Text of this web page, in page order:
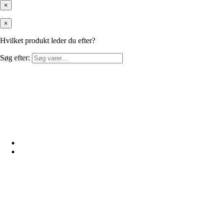
×
×
Hvilket produkt leder du efter?
Søg efter: